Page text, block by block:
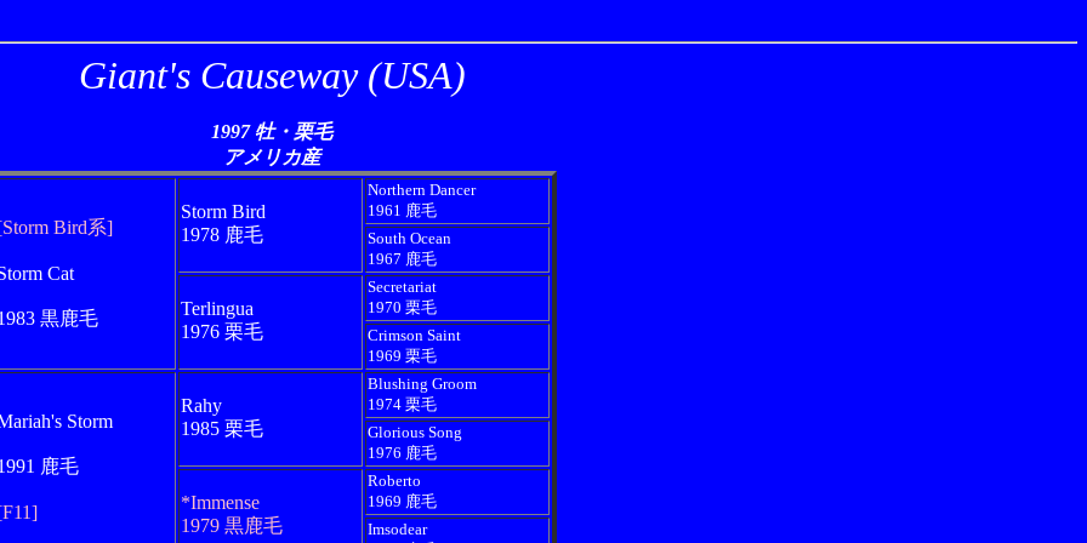
Giant's Causeway (USA)
1997 牡・栗毛
アメリカ産
Bird系]
Cat
黒鹿毛
Storm Bird
1978 鹿毛
Northern Dancer
1961 鹿毛
South Ocean
1967 鹿毛
Terlingua
1976 栗毛
Secretariat
1970 栗毛
Crimson Saint
1969 栗毛
Storm
鹿毛
Rahy
1985 栗毛
Blushing Groom
1974 栗毛
Glorious Song
1976 鹿毛
*Immense
1979 黒鹿毛
Roberto
1969 鹿毛
Imsodear